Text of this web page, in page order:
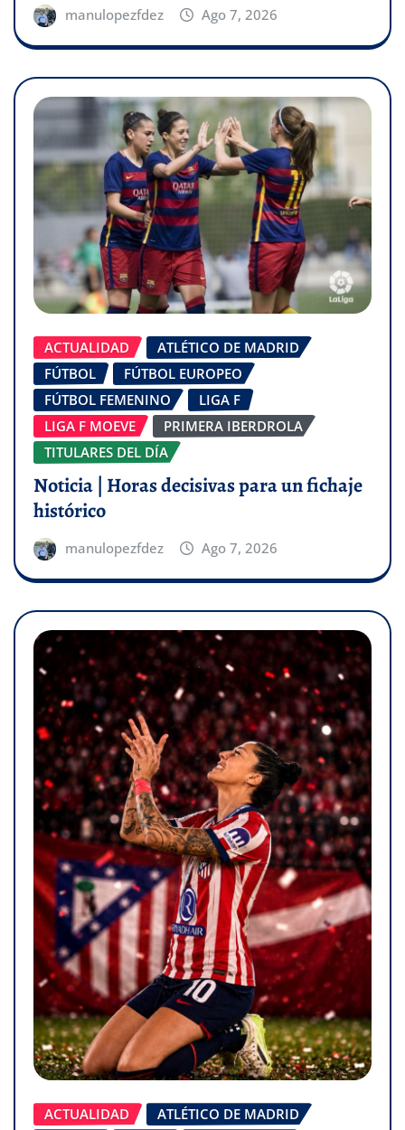
manulopezfdez Ago 7, 2026
ACTUALIDAD
ATLÉTICO DE MADRID
FÚTBOL
FÚTBOL EUROPEO
FÚTBOL FEMENINO
LIGA F
LIGA F MOEVE
PRIMERA IBERDROLA
TITULARES DEL DÍA
Noticia | Horas decisivas para un fichaje
histórico
manulopezfdez Ago 7, 2026
ACTUALIDAD
ATLÉTICO DE MADRID